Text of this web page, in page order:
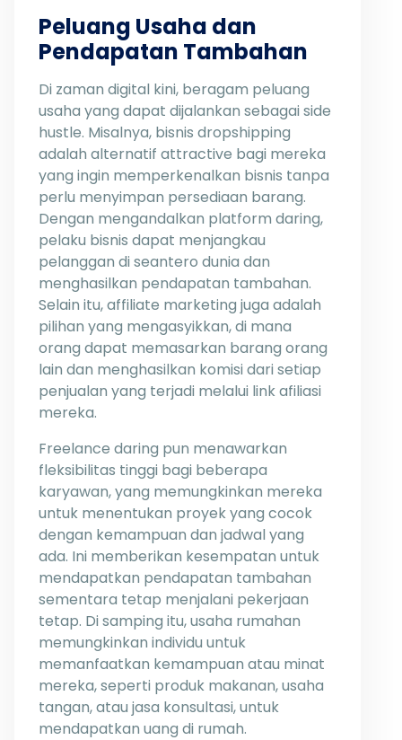
Peluang Usaha dan
Pendapatan Tambahan
Di zaman digital kini, beragam peluang
usaha yang dapat dijalankan sebagai side
hustle. Misalnya, bisnis dropshipping
adalah alternatif attractive bagi mereka
yang ingin memperkenalkan bisnis tanpa
perlu menyimpan persediaan barang.
Dengan mengandalkan platform daring,
pelaku bisnis dapat menjangkau
pelanggan di seantero dunia dan
menghasilkan pendapatan tambahan.
Selain itu, affiliate marketing juga adalah
pilihan yang mengasyikkan, di mana
orang dapat memasarkan barang orang
lain dan menghasilkan komisi dari setiap
penjualan yang terjadi melalui link afiliasi
mereka.
Freelance daring pun menawarkan
fleksibilitas tinggi bagi beberapa
karyawan, yang memungkinkan mereka
untuk menentukan proyek yang cocok
dengan kemampuan dan jadwal yang
ada. Ini memberikan kesempatan untuk
mendapatkan pendapatan tambahan
sementara tetap menjalani pekerjaan
tetap. Di samping itu, usaha rumahan
memungkinkan individu untuk
memanfaatkan kemampuan atau minat
mereka, seperti produk makanan, usaha
tangan, atau jasa konsultasi, untuk
mendapatkan uang di rumah.